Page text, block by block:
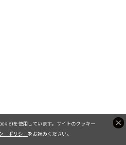
を使用しています。サイトのクッキー
ーポリシーをお読みください。